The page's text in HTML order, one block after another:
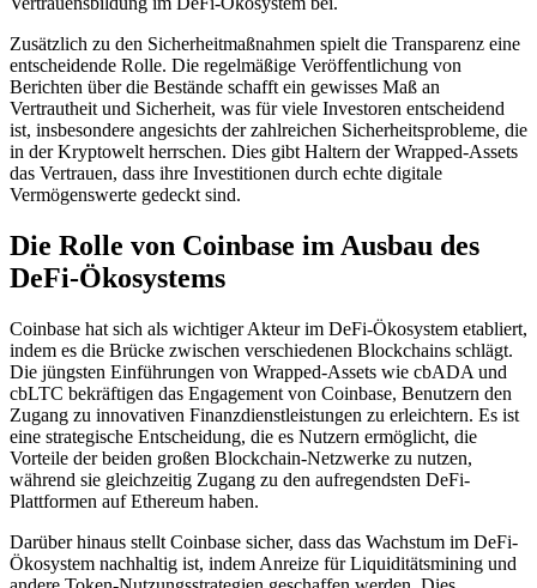
Zusätzlich zu den Sicherheitmaßnahmen spielt die Transparenz eine
entscheidende Rolle. Die regelmäßige Veröffentlichung von
Berichten über die Bestände schafft ein gewisses Maß an
Vertrautheit und Sicherheit, was für viele Investoren entscheidend
ist, insbesondere angesichts der zahlreichen Sicherheitsprobleme, die
in der Kryptowelt herrschen. Dies gibt Haltern der Wrapped-Assets
das Vertrauen, dass ihre Investitionen durch echte digitale
Vermögenswerte gedeckt sind.
Die Rolle von Coinbase im Ausbau des
DeFi-Ökosystems
Coinbase hat sich als wichtiger Akteur im DeFi-Ökosystem etabliert,
indem es die Brücke zwischen verschiedenen Blockchains schlägt.
Die jüngsten Einführungen von Wrapped-Assets wie cbADA und
cbLTC bekräftigen das Engagement von Coinbase, Benutzern den
Zugang zu innovativen Finanzdienstleistungen zu erleichtern. Es ist
eine strategische Entscheidung, die es Nutzern ermöglicht, die
Vorteile der beiden großen Blockchain-Netzwerke zu nutzen,
während sie gleichzeitig Zugang zu den aufregendsten DeFi-
Plattformen auf Ethereum haben.
Darüber hinaus stellt Coinbase sicher, dass das Wachstum im DeFi-
Ökosystem nachhaltig ist, indem Anreize für Liquiditätsmining und